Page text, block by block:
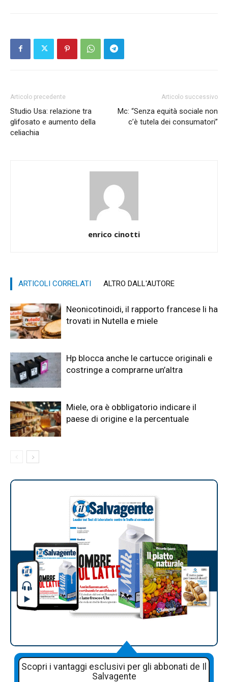
Articolo precedente
Studio Usa: relazione tra
glifosato e aumento della
celiachia
Articolo successivo
Mc: “Senza equità sociale non
c’è tutela dei consumatori”
enrico cinotti
ARTICOLI CORRELATI ALTRO DALL'AUTORE
Neonicotinoidi, il rapporto francese li ha
trovati in Nutella e miele
Hp blocca anche le cartucce originali e
costringe a comprarne un’altra
Miele, ora è obbligatorio indicare il
paese di origine e la percentuale
Scopri i vantaggi esclusivi per gli abbonati de Il
Salvagente